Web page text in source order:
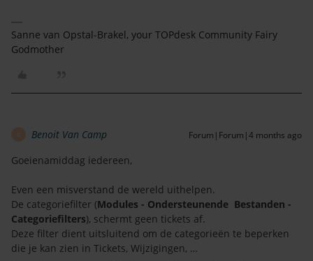
Sanne van Opstal-Brakel, your TOPdesk Community Fairy
Godmother
Benoit Van Camp Forum|Forum|4 months ago
Goeienamiddag iedereen,
Even een misverstand de wereld uithelpen.
De categoriefilter (Modules - Ondersteunende Bestanden -
Categoriefilters), schermt geen tickets af.
Deze filter dient uitsluitend om de categorieën te beperken
die je kan zien in Tickets, Wijzigingen, …